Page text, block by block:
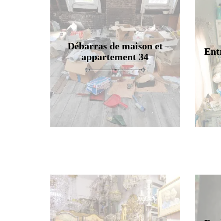
Débarras de maison et
appartement 34